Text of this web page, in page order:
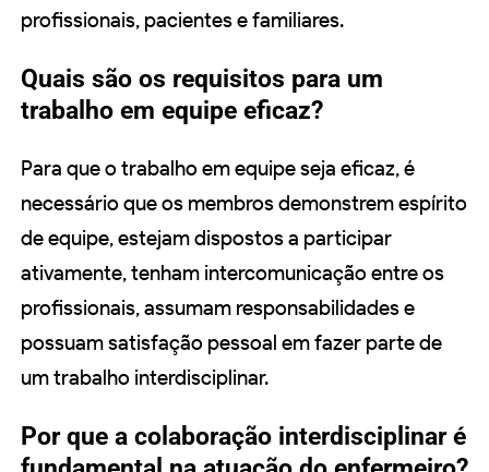
profissionais, pacientes e familiares.
Quais são os requisitos para um
trabalho em equipe eficaz?
Para que o trabalho em equipe seja eficaz, é
necessário que os membros demonstrem espírito
de equipe, estejam dispostos a participar
ativamente, tenham intercomunicação entre os
profissionais, assumam responsabilidades e
possuam satisfação pessoal em fazer parte de
um trabalho interdisciplinar.
Por que a colaboração interdisciplinar é